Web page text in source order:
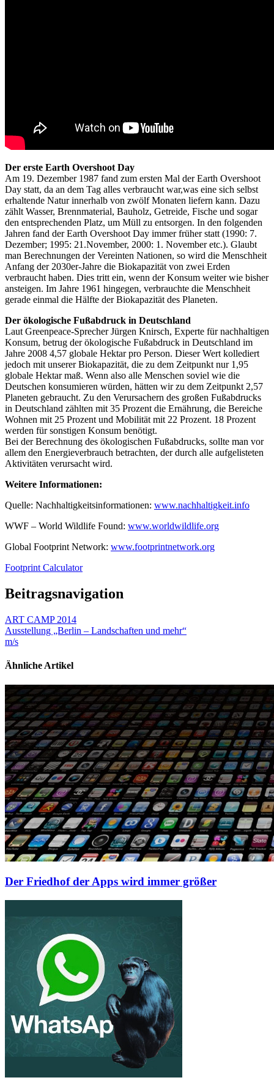
Der erste Earth Overshoot Day
Am 19. Dezember 1987 fand zum ersten Mal der Earth Overshoot
Day statt, da an dem Tag alles verbraucht war,was eine sich selbst
erhaltende Natur innerhalb von zwölf Monaten liefern kann. Dazu
zählt Wasser, Brennmaterial, Bauholz, Getreide, Fische und sogar
den entsprechenden Platz, um Müll zu entsorgen. In den folgenden
Jahren fand der Earth Overshoot Day immer früher statt (1990: 7.
Dezember; 1995: 21.November, 2000: 1. November etc.). Glaubt
man Berechnungen der Vereinten Nationen, so wird die Menschheit
Anfang der 2030er-Jahre die Biokapazität von zwei Erden
verbraucht haben. Dies tritt ein, wenn der Konsum weiter wie bisher
ansteigen. Im Jahre 1961 hingegen, verbrauchte die Menschheit
gerade einmal die Hälfte der Biokapazität des Planeten.
Der ökologische Fußabdruck in Deutschland
Laut Greenpeace-Sprecher Jürgen Knirsch, Experte für nachhaltigen
Konsum, betrug der ökologische Fußabdruck in Deutschland im
Jahre 2008 4,57 globale Hektar pro Person. Dieser Wert kollediert
jedoch mit unserer Biokapazität, die zu dem Zeitpunkt nur 1,95
globale Hektar maß. Wenn also alle Menschen soviel wie die
Deutschen konsumieren würden, hätten wir zu dem Zeitpunkt 2,57
Planeten gebraucht. Zu den Verursachern des großen Fußabdrucks
in Deutschland zählten mit 35 Prozent die Ernährung, die Bereiche
Wohnen mit 25 Prozent und Mobilität mit 22 Prozent. 18 Prozent
werden für sonstigen Konsum benötigt.
Bei der Berechnung des ökologischen Fußabdrucks, sollte man vor
allem den Energieverbrauch betrachten, der durch alle aufgelisteten
Aktivitäten verursacht wird.
Weitere Informationen:
Quelle: Nachhaltigkeitsinformationen: www.nachhaltigkeit.info
WWF – World Wildlife Found: www.worldwildlife.org
Global Footprint Network: www.footprintnetwork.org
Footprint Calculator
Beitragsnavigation
ART CAMP 2014
Ausstellung „Berlin – Landschaften und mehr“
m/s
Ähnliche Artikel
Der Friedhof der Apps wird immer größer